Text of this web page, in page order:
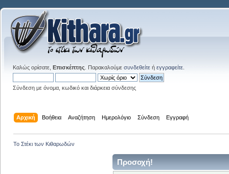
Καλώς ορίσατε, Επισκέπτης . Παρακαλούμε συνδεθείτε ή εγγραφείτε
Σύνδεση με όνομα, κωδικό και διάρκεια σύνδεσης
Αρχική Βοήθεια Αναζήτηση Ημερολόγιο Σύνδεση Εγγραφή
Το Στέκι των Κιθαρωδών
Προσοχή!